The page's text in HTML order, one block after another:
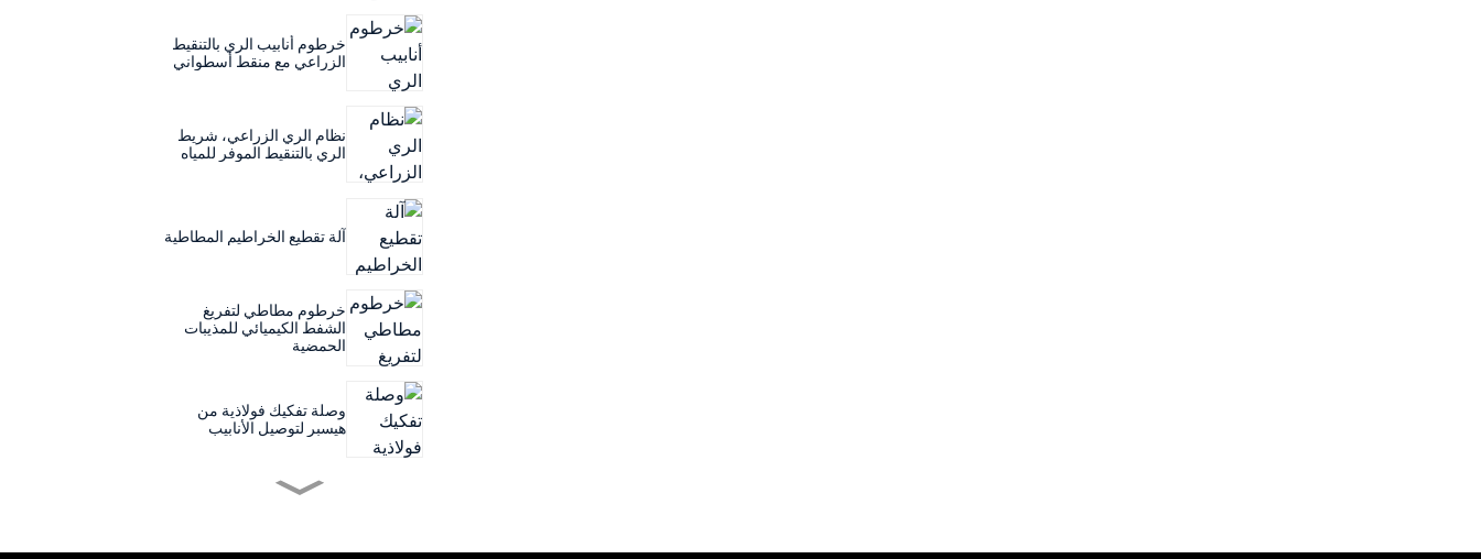
خرطوم أنابيب الري بالتنقيط
الزراعي مع منقط أسطواني
نظام الري الزراعي، شريط
الري بالتنقيط الموفر للمياه
آلة تقطيع الخراطيم المطاطية
خرطوم مطاطي لتفريغ
الشفط الكيميائي للمذيبات
الحمضية
وصلة تفكيك فولاذية من
هيسبر لتوصيل الأنابيب
قماش ترشيح لماكينة ضغط